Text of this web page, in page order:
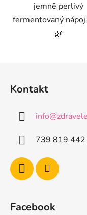
jemně perlivý
fermentovaný nápoj
🌿
Kontakt
info@
739 819 442
Facebook